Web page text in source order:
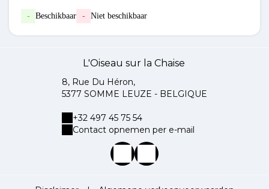
- Beschikbaar - Niet beschikbaar
L'Oiseau sur la Chaise
8, Rue Du Héron,
5377 SOMME LEUZE - BELGIQUE
+32 497 45 75 54
Contact opnemen per e-mail